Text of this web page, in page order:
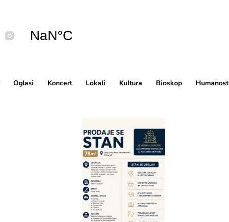
Oglasi Koncert Lokali Kultura Bioskop Humanost